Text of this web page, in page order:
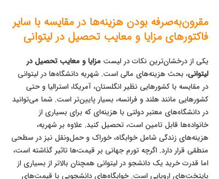
مقرون‌به‌صرفه بودن هزینه‌ها در مقایسه با سایر
فاکتورهای مزایا و معایب تحصیل در لیتوانی
یکی از درخشان‌ترین نکات در لیستمزایا و معایب تحصیل در
لیتوانی، بحث هزینه‌های مالی است. شهریه دانشگاه‌ها در لیتوانی
در مقایسه با کشورهایی نظیر انگلستان، آمریکا، استرالیا و حتی
کشورهایی مانند هلند و فرانسه، بسیار پایین‌تر است. شما می‌توانید
در دانشگاه‌های معتبر دولتی با هزینه‌ای که برای بسیاری از
خانواده‌ها قابل تامین است، تحصیل کنید. علاوه بر شهریه،
هزینه‌های زندگی شامل خوابگاه، خوراک و حمل‌ونقل نیز در سطحی
منطقی قرار دارد. اگرچه تورم جهانی بر قیمت‌ها تاثیر گذاشته است،
اما قدرت خرید یک دانشجو در لیتوانی همچنان بالاتر از بسیاری از
پایتخت‌های اروپایی است. خوابگاه‌های دانشجویی با قیمت‌های